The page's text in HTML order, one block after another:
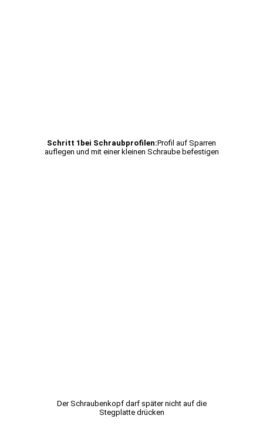
Schritt 1bei Schraubprofilen:Profil auf Sparren
auflegen und mit einer kleinen Schraube befestigen
Der Schraubenkopf darf später nicht auf die
Stegplatte drücken